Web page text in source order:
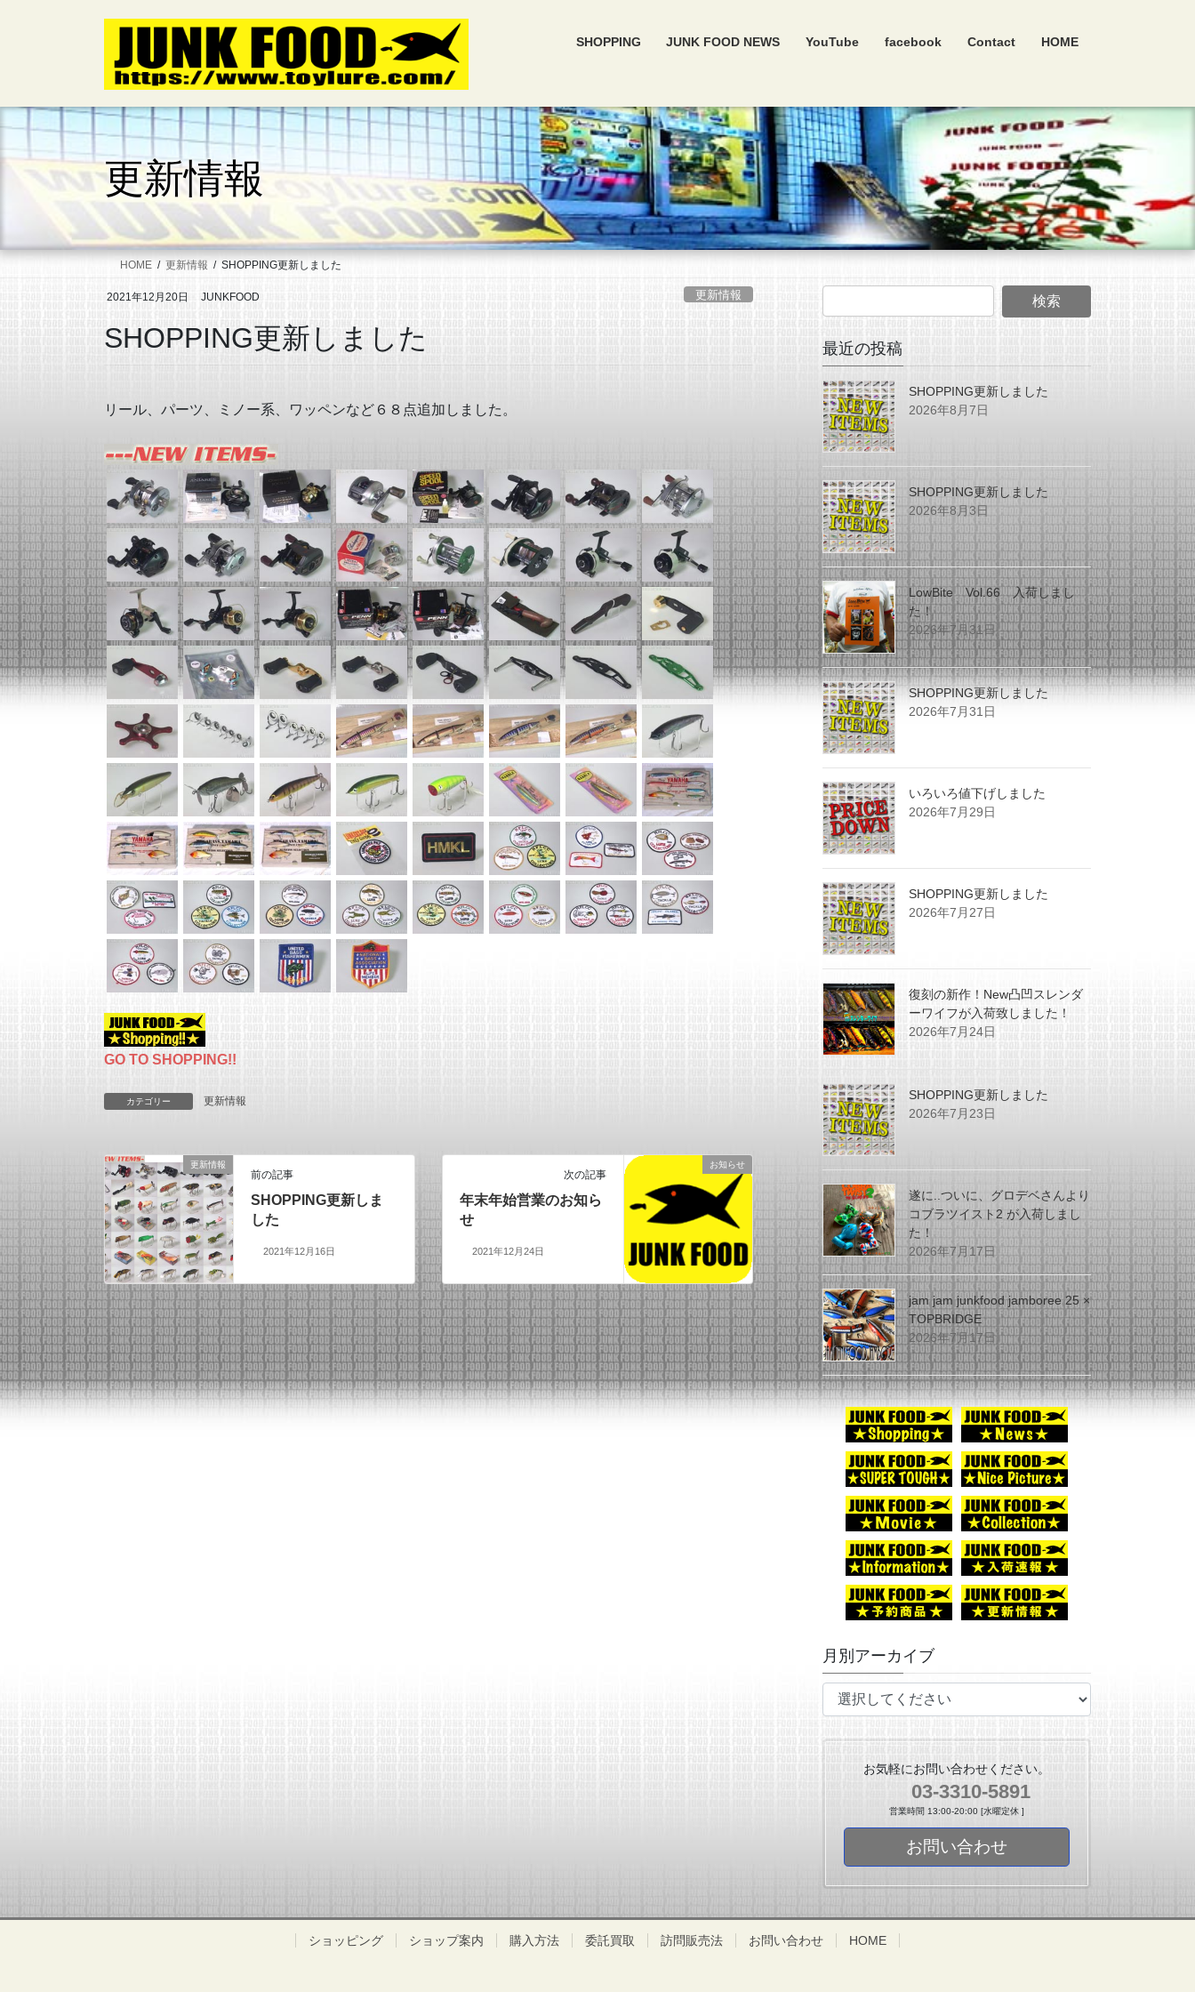
キ
に
SHOPPING JUNK FOOD NEWS YouTube facebook Contact HOME
更新情報
HOME 更新情報 SHOPPING更新しました
2021年12月20日 JUNKFOOD 更新情報
SHOPPING更新しました
リール、パーツ、ミノー系、ワッペンなど６８点追加しました。
GO TO SHOPPING!!
カテゴリー 更新情報
更新情報
前の記事
SHOPPING更新しま
した
2021年12月16日
お知らせ
次の記事
年末年始営業のお知ら
せ
2021年12月24日
最近の投稿
SHOPPING更新しました
2026年8月7日
SHOPPING更新しました
2026年8月3日
LowBite Vol.66 入荷しまし
た！
2026年7月31日
SHOPPING更新しました
2026年7月31日
いろいろ値下げしました
2026年7月29日
SHOPPING更新しました
2026年7月27日
復刻の新作！New凸凹スレンダ
ーワイフが入荷致しました！
2026年7月24日
SHOPPING更新しました
2026年7月23日
遂に..ついに、グロデベさんより
コブラツイスト2 が入荷しまし
た！
2026年7月17日
jam jam junkfood jamboree 25 ×
TOPBRIDGE
2026年7月17日
月別アーカイブ
お気軽にお問い合わせください。
03-3310-5891
営業時間 13:00-20:00 [水曜定休 ]
お問い合わせ
ショッピング ショップ案内 購入方法 委託買取 訪問販売法 お問い合わせ HOME